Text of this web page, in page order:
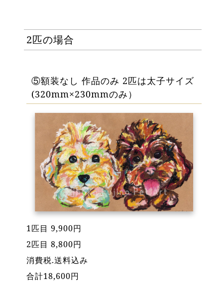
2匹の場合
⑤額装なし 作品のみ 2匹は太子サイズ
(320mm×230mmのみ）
1匹目 9,900円
2匹目 8,800円
消費税.送料込み
合計18,600円